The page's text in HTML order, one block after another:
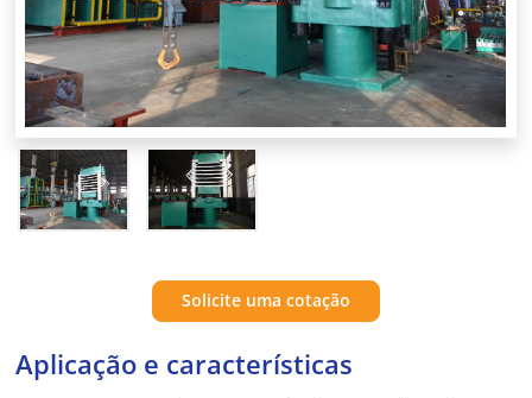
Solicite uma cotação
Aplicação e características